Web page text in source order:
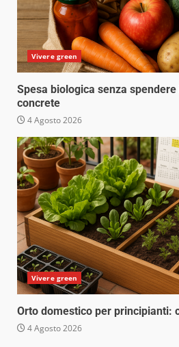
Vivere green
Spesa biologica senza
concrete
4 Agosto 2026
Vivere green
Orto domestico per principianti:
4 Agosto 2026